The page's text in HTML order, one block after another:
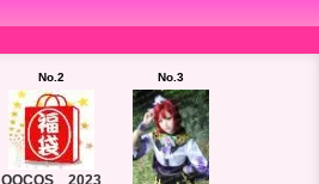
No.2
QQCOS 2023
No.3